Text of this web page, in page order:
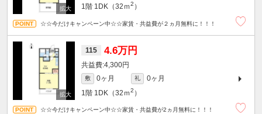
1階 1DK（32ｍ2 ）
☆☆今だけキャンペーン中☆☆家賃・共益費が２ヵ月無料に！！！
115 4.6万円
4,300円
敷 0ヶ月 礼
0ヶ月
1階 1DK（32ｍ2 ）
☆☆今だけキャンペーン中☆☆家賃・共益費が2ヵ月無料に！！！